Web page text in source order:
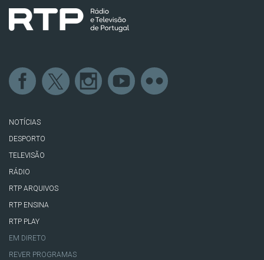
NOTÍCIAS
DESPORTO
TELEVISÃO
RÁDIO
RTP ARQUIVOS
RTP ENSINA
RTP PLAY
EM DIRETO
REVER PROGRAMAS